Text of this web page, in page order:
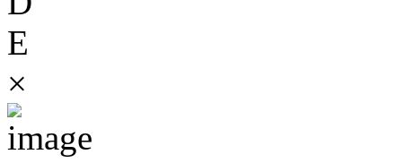
E
×